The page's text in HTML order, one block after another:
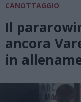
CANOTTAGGIO
Il
ancora
in